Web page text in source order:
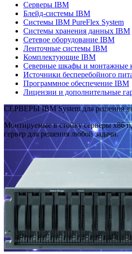
Серверы IBM
Блейд-системы IBM
Системы IBM PureFlex System
Системы хранения данных IBM
Сетевое оборудование IBM
Ленточные системы IBM
Комплектующие IBM
Северные шкафы и монтажные
Источники бесперебойного
Программное обеспечение IBM
Лицензии и дополнительные
СЕРВЕРЫ IBM System для решения
Монтируемые в стойку серверы x86
сервер для решения любой задачи.